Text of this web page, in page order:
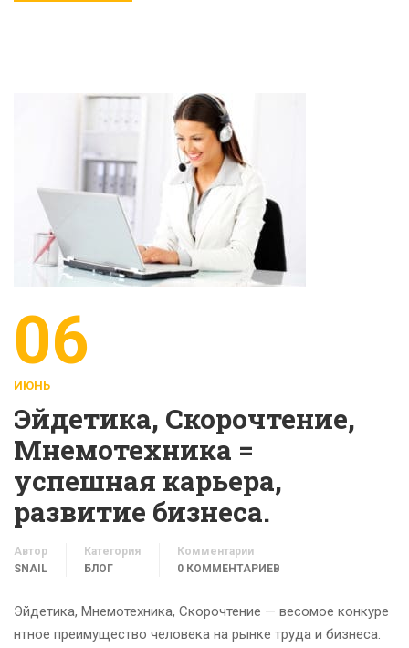
06
ИЮНЬ
Эйдетика, Скорочтение,
Мнемотехника =
успешная карьера,
развитие бизнеса.
Автор
SNAIL
Категория
БЛОГ
Комментарии
0 КОММЕНТАРИЕВ
Эйдетика, Мнемотехника, Скорочтение — весомое конкуре
нтное преимущество человека на рынке труда и бизнеса.